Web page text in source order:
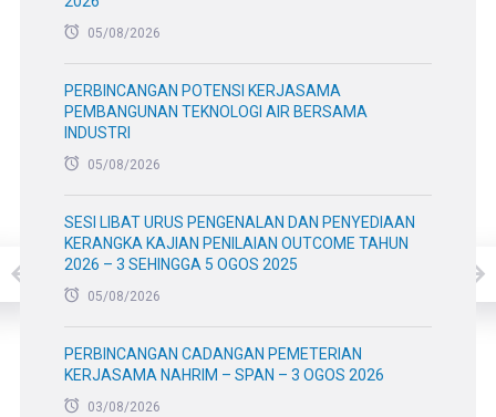
05/08/2026
PERBINCANGAN POTENSI KERJASAMA
PEMBANGUNAN TEKNOLOGI AIR BERSAMA
INDUSTRI
05/08/2026
SESI LIBAT URUS PENGENALAN DAN PENYEDIAAN
KERANGKA KAJIAN PENILAIAN OUTCOME TAHUN
2026 – 3 SEHINGGA 5 OGOS 2025
05/08/2026
PERBINCANGAN CADANGAN PEMETERIAN
KERJASAMA NAHRIM – SPAN – 3 OGOS 2026
03/08/2026